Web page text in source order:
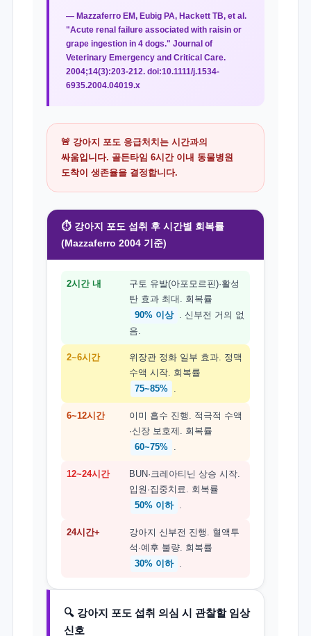
— Mazzaferro EM, Eubig PA, Hackett TB, et al.
"Acute renal failure associated with raisin or
grape ingestion in 4 dogs." Journal of
Veterinary Emergency and Critical Care.
2004;14(3):203-212. doi:10.1111/j.1534-
6935.2004.04019.x
🚨 강아지 포도 응급처치는 시간과의
싸움입니다. 골든타임 6시간 이내 동물병원
도착이 생존율을 결정합니다.
⏱️ 강아지 포도 섭취 후 시간별 회복률
(Mazzaferro 2004 기준)
2시간 내
구토 유발(아포모르핀)·활성
탄 효과 최대. 회복률
90% 이상
. 신부전 거의 없
음.
2~6시간
위장관 정화 일부 효과. 정맥
수액 시작. 회복률
75~85%
6~12시간
이미 흡수 진행. 적극적 수액
·신장 보호제. 회복률
60~75%
12~24시간
BUN·크레아티닌 상승 시작.
입원·집중치료. 회복률
50% 이하
24시간+
강아지 신부전 진행. 혈액투
석·예후 불량. 회복률
30% 이하
🔍 강아지 포도 섭취 의심 시 관찰할 임상
신호